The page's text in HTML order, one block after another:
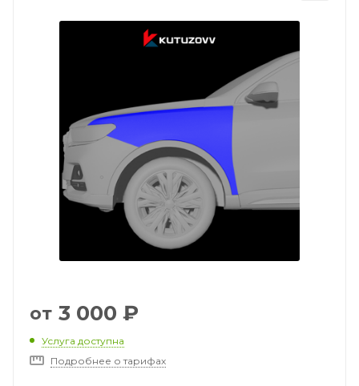
от 3 000 ₽
Услуга доступна
Подробнее о тарифах